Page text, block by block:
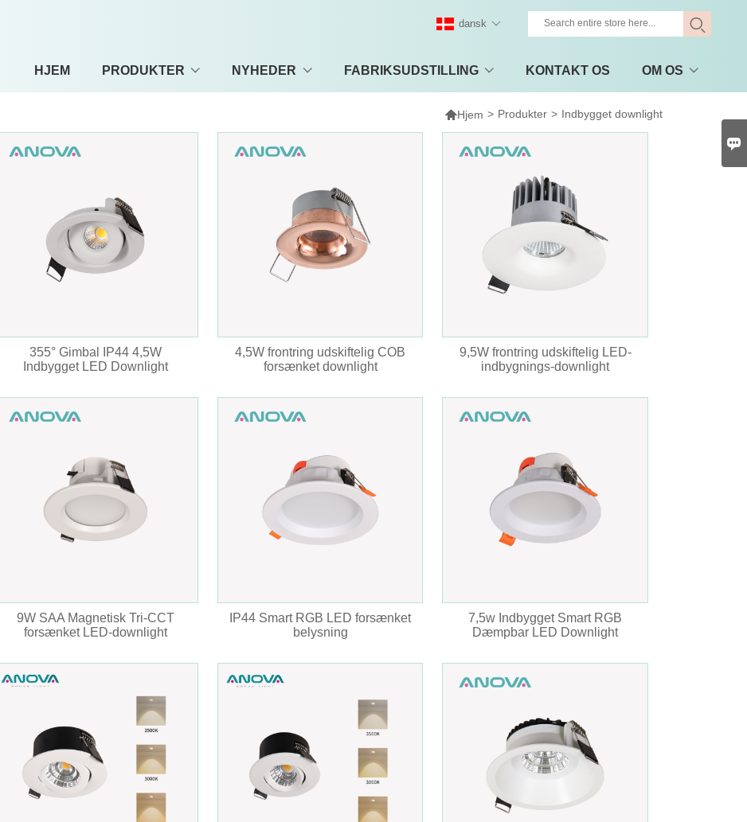
HJEM PRODUKTER NYHEDER FABRIKSUDSTILLING KONTAKT OS OM OS
dansk
Hjem > Produkter > Indbygget downlight
355° Gimbal IP44 4,5W
Indbygget LED Downlight
4,5W frontring udskiftelig COB
forsænket downlight
9,5W frontring udskiftelig LED-
indbygnings-downlight
9W SAA Magnetisk Tri-CCT
forsænket LED-downlight
IP44 Smart RGB LED forsænket
belysning
7,5w Indbygget Smart RGB
Dæmpbar LED Downlight
